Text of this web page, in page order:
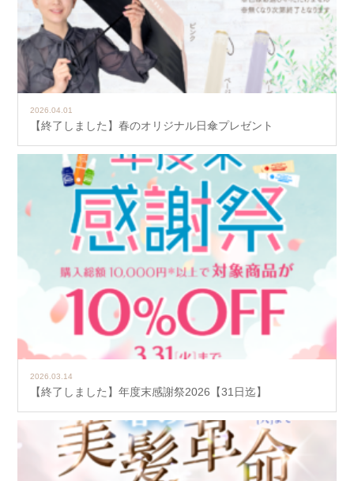
2026.04.01
【終了しました】春のオリジナル日傘プレゼント
2026.03.14
【終了しました】年度末感謝祭2026【31日迄】